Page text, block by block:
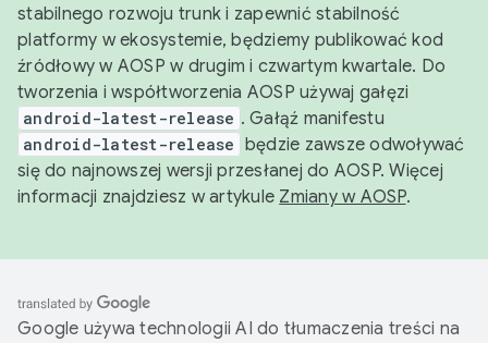
stabilnego rozwoju trunk i zapewnić stabilność
platformy w ekosystemie, będziemy publikować kod
źródłowy w AOSP w drugim i czwartym kwartale. Do
tworzenia i współtworzenia AOSP używaj gałęzi
android-latest-release . Gałąź manifestu
android-latest-release będzie zawsze odwoływać
się do najnowszej wersji przesłanej do AOSP. Więcej
informacji znajdziesz w artykule Zmiany w AOSP.
Google używa technologii AI do tłumaczenia treści na